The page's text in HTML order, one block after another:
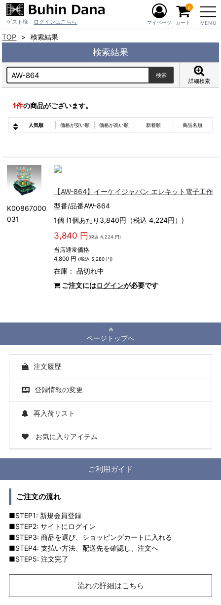
ゲスト様 ログインはこちら MENU
マイページ カート
0
TOP 検索結果
検索結果
詳細検索
1件の商品がございます。
人気順 価格が安い順 価格が高い順 新着順 商品名順
K00867000
031
【AW-864】イーケイジャパン エレキット電子工作
型番/品番AW-864
1個 (1個あたり3,840円（税込 4,224円）)
3,840 円 (税込 4,224 円)
当店通常価格
4,800 円 (税込 5,280 円)
在庫：品切れ中
ご注文にはログインが必要です
ページトップへ
注文履歴
登録情報の変更
再入荷リスト
お気に入りアイテム
ご利用ガイド
ご注文の流れ
■STEP1: 新規会員登録
■STEP2: サイトにログイン
■STEP3: 商品を選び、ショッピングカートに入れる
■STEP4: 支払い方法、配送先を確認し、注文へ
■STEP5: 注文完了
流れの詳細はこちら